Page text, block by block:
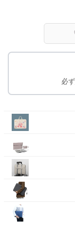
必